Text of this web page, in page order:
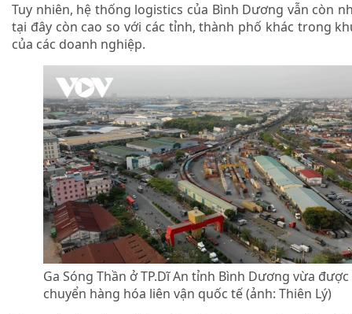
Tuy nhiên, hệ thống logistics của Bình Dương vẫn còn
tại đây còn cao so với các tỉnh, thành phố khác trong
của các doanh nghiệp.
Ga Sóng Thần ở TP.Dĩ An tỉnh Bình Dương vừa
chuyển hàng hóa liên vận quốc tế (ảnh: Thiên Lý)